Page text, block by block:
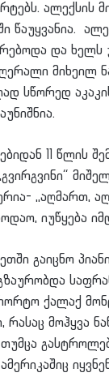
ალექსის
წაუყვანია.
და ხელს
მი­ხე­ილ
სწორედ
11 წლის
,,აღმართ,
იუწყება
გაიცნო
ქალაქ
რასაც მოჰყვა